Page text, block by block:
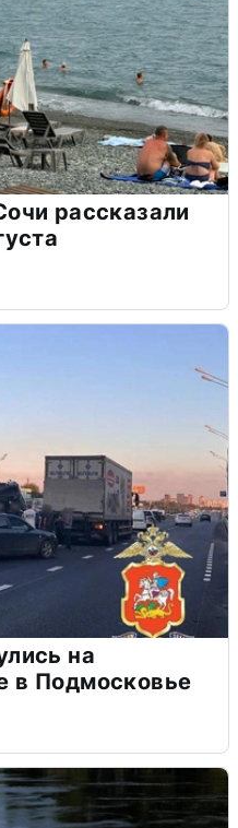
рассказали
на
в Подмосковье